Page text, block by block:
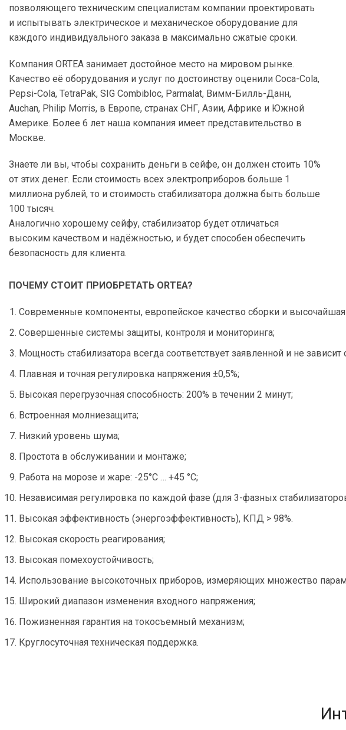
позволяющего техническим специалистам компании проектировать
и испытывать электрическое и механическое оборудование для
каждого индивидуального заказа в максимально сжатые сроки.
Компания ORTEA занимает достойное место на мировом рынке.
Качество её оборудования и услуг по достоинству оценили Coca-Cola,
Pepsi-Cola, TetraPak, SIG Combibloc, Parmalat, Вимм-Билль-Данн,
Auchan, Philip Morris, в Европе, странах СНГ, Азии, Африке и Южной
Америке. Более 6 лет наша компания имеет представительство в
Москве.
Знаете ли вы, чтобы сохранить деньги в сейфе, он должен стоить 10%
от этих денег. Если стоимость всех электроприборов больше 1
миллиона рублей, то и стоимость стабилизатора должна быть больше
100 тысяч.
Аналогично хорошему сейфу, стабилизатор будет отличаться
высоким качеством и надёжностью, и будет способен обеспечить
безопасность для клиента.
ПОЧЕМУ СТОИТ ПРИОБРЕТАТЬ ORTEA?
Современные компоненты, европейское качество сборки и
Совершенные системы защиты, контроля и мониторинга;
Мощность стабилизатора всегда соответствует заявленной и не
Плавная и точная регулировка напряжения ±0,5%;
Высокая перегрузочная способность: 200% в течении 2 минут;
Встроенная молниезащита;
Низкий уровень шума;
Простота в обслуживании и монтаже;
Работа на морозе и жаре: -25°С … +45 °С;
Независимая регулировка по каждой фазе (для 3-фазных
Высокая эффективность (энергоэффективность), КПД > 98%.
Высокая скорость реагирования;
Высокая помехоустойчивость;
Использование высокоточных приборов, измеряющих множество
Широкий диапазон изменения входного напряжения;
Пожизненная гарантия на токосъемный механизм;
Круглосуточная техническая поддержка.